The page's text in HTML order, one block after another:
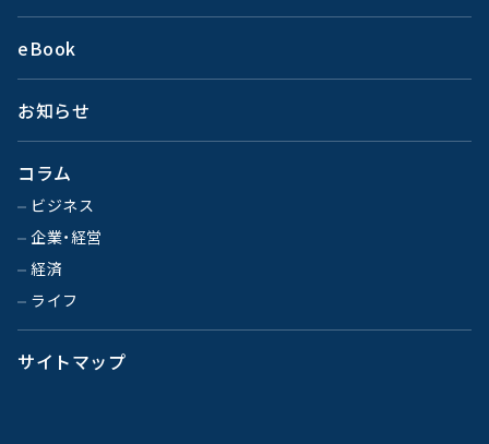
eBook
お知らせ
コラム
ビジネス
企業・経営
経済
ライフ
サイトマップ